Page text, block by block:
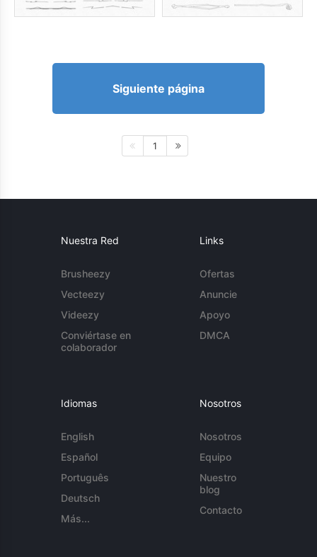
Siguiente página
1
Nuestra Red
Brusheezy
Vecteezy
Videezy
Conviértase en
colaborador
Links
Ofertas
Anuncie
Apoyo
DMCA
Idiomas
English
Español
Português
Deutsch
Más...
Nosotros
Nosotros
Equipo
Nuestro
blog
Contacto